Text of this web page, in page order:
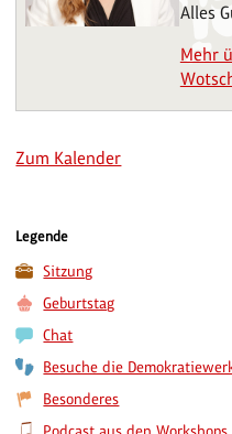
Alles
Mehr
Zum Kalender
Legende
Sitzung
Geburtstag
Chat
Besuche die
Besonderes